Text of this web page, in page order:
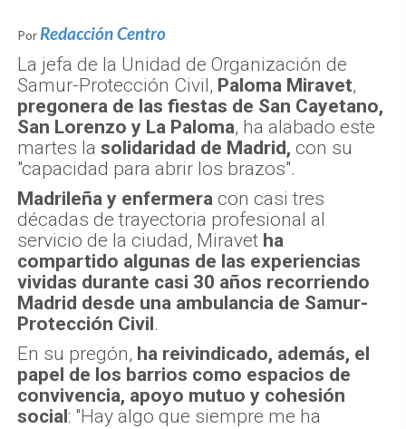
Por Redacción Centro
La jefa de la Unidad de Organización de
Samur-Protección Civil, Paloma Miravet,
pregonera de las fiestas de San Cayetano,
San Lorenzo y La Paloma, ha alabado este
martes la solidaridad de Madrid, con su
"capacidad para abrir los brazos".
Madrileña y enfermera con casi tres
décadas de trayectoria profesional al
servicio de la ciudad, Miravet ha
compartido algunas de las experiencias
vividas durante casi 30 años recorriendo
Madrid desde una ambulancia de Samur-
Protección Civil.
En su pregón, ha reivindicado, además, el
papel de los barrios como espacios de
convivencia, apoyo mutuo y cohesión
social: "Hay algo que siempre me ha